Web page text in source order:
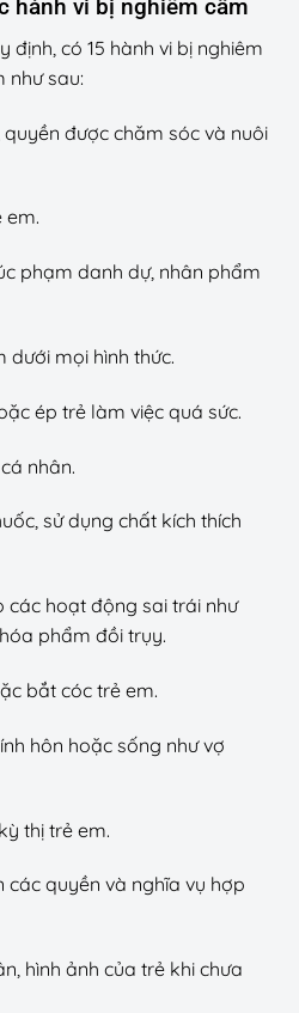
hành vi bị nghiêm cấm
định, có 15 hành vi bị nghiêm
như sau:
được chăm sóc và nuôi
em.
phạm danh dự, nhân phẩm
dưới mọi hình thức.
ép trẻ làm việc quá sức.
nhân.
sử dụng chất kích thích
các hoạt động sai trái như
phẩm đồi trụy.
bắt cóc trẻ em.
hôn hoặc sống như vợ
thị trẻ em.
các quyền và nghĩa vụ hợp
hình ảnh của trẻ khi chưa